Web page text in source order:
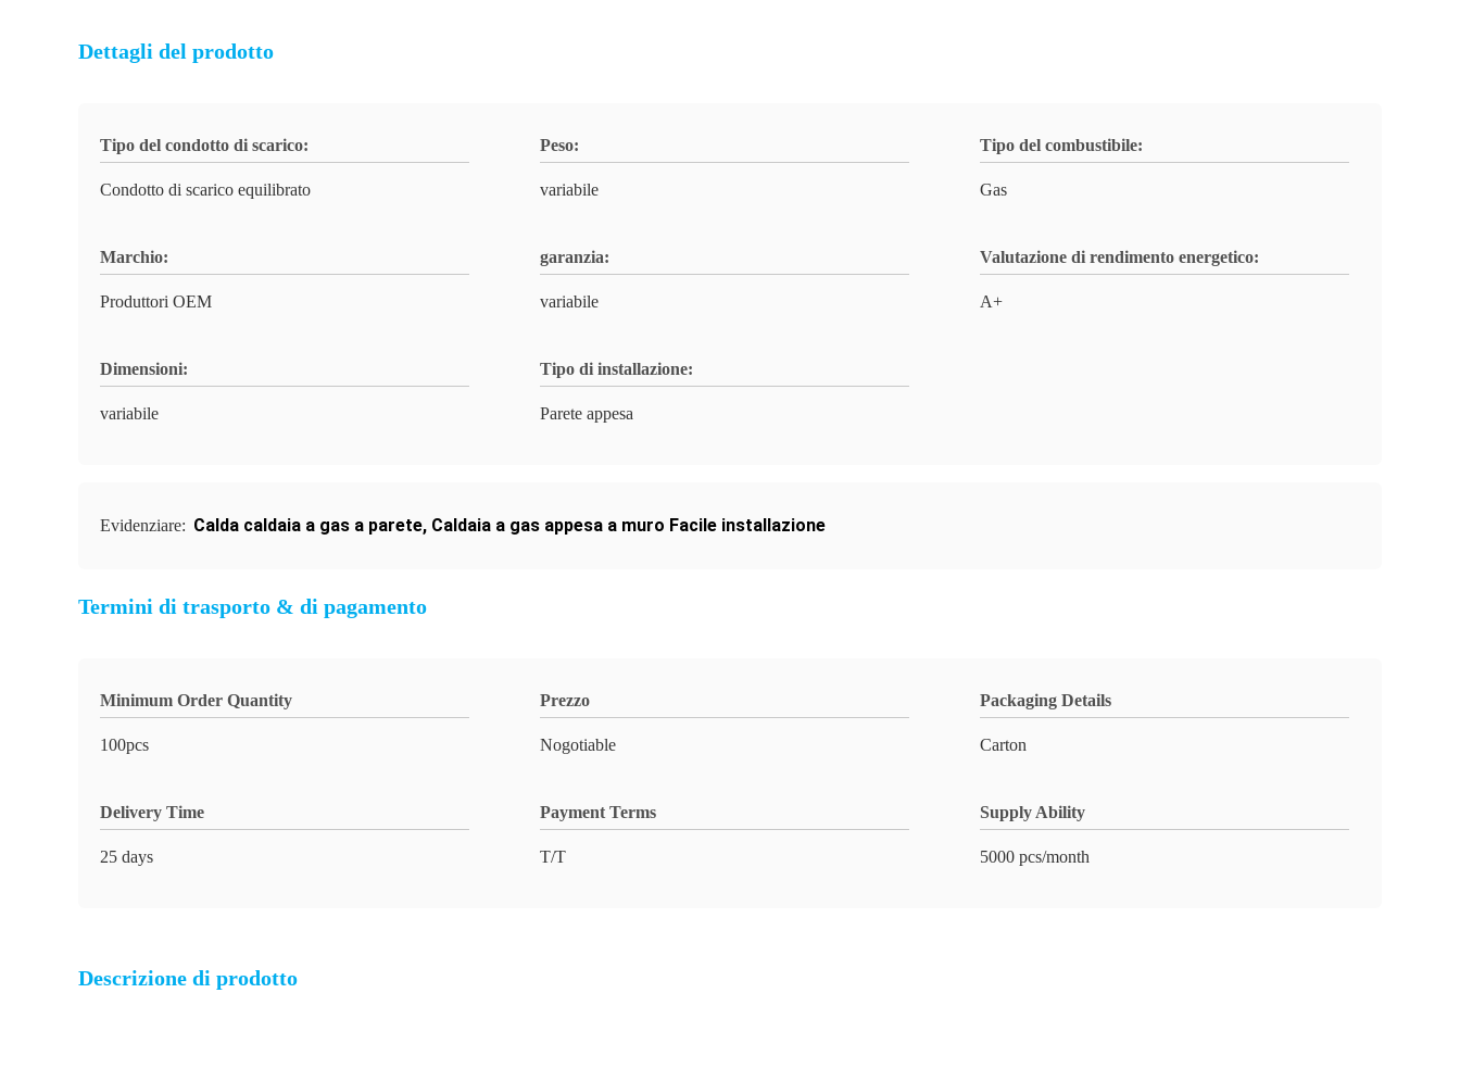
Dettagli del prodotto
Tipo del condotto di scarico:
Condotto di scarico equilibrato
Peso:
variabile
Tipo del combustibile:
Gas
Marchio:
Produttori OEM
garanzia:
variabile
Valutazione di rendimento energetico:
A+
Dimensioni:
variabile
Tipo di installazione:
Parete appesa
Evidenziare: Calda caldaia a gas a parete, Caldaia a gas appesa a muro Facile installazione
Termini di trasporto & di pagamento
Minimum Order Quantity
100pcs
Prezzo
Nogotiable
Packaging Details
Carton
Delivery Time
25 days
Payment Terms
T/T
Supply Ability
5000 pcs/month
Descrizione di prodotto